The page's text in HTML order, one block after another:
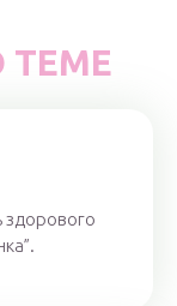
ТЕМЕ
здорового